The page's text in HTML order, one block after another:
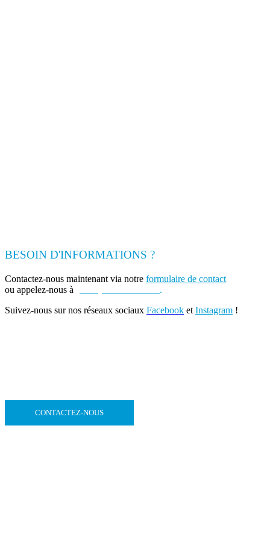
BESOIN D'INFORMATIONS ?
Contactez-nous maintenant via notre formulaire de contact
ou appelez-nous à
.
Suivez-nous sur nos réseaux sociaux Facebook et Instagram !
CONTACTEZ-NOUS